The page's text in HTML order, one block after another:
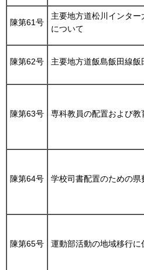
陳第61号
主要地方道松川インタ
について
陳第62号 主要地方道飯島飯田線
陳第63号 専科教員の配置および
陳第64号 学校司書配置のための
陳第65号 運動部活動の地域移行に